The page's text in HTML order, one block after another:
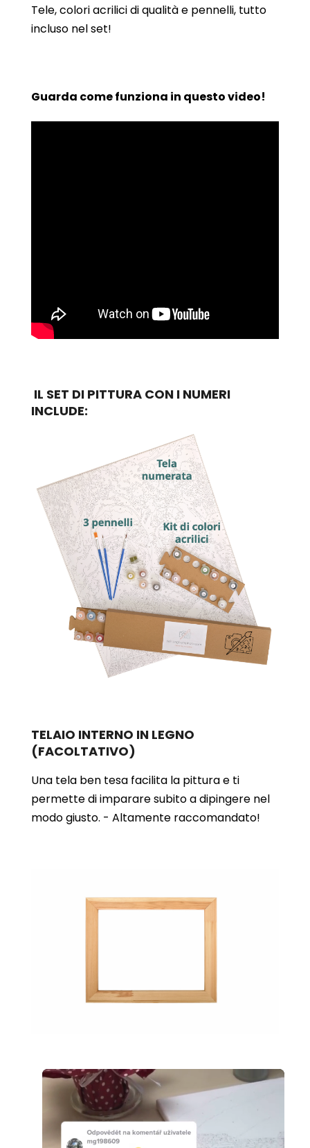
Tele, colori acrilici di qualità e pennelli, tutto
incluso nel set!
Guarda come funziona in questo video!
IL SET DI PITTURA CON I NUMERI
INCLUDE:
TELAIO INTERNO IN LEGNO
(FACOLTATIVO)
Una tela ben tesa facilita la pittura e ti
permette di imparare subito a dipingere nel
modo giusto. - Altamente raccomandato!